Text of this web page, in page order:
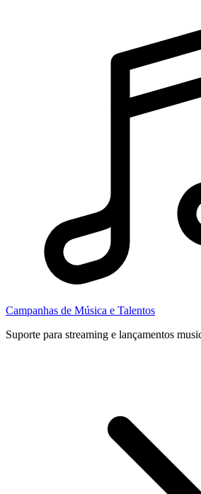
Campanhas de Música e Talentos
Suporte para streaming e lançamentos